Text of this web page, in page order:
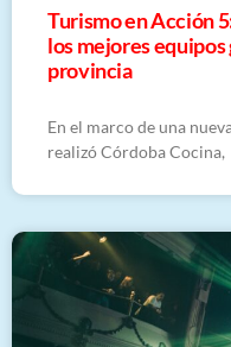
Turismo en Acción
los mejores
provincia
En el marco de una
realizó Córdoba Cocina,